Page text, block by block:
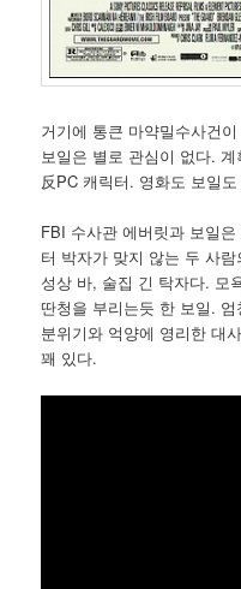
거기에 통큰 마약밀수사건
보일은 별로 관심이 없다.
反PC 캐릭터. 영화도 보일
FBI 수사관 에버릿과 보일
터 박자가 맞지 않는 두 사
성상 바, 술집 긴 탁자다. 모
딴청을 부리는듯 한 보일.
분위기와 억양에 영리한 대
꽤 있다.